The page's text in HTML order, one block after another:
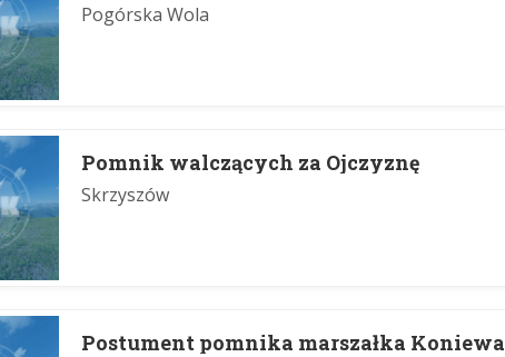
Pogórska Wola
Pomnik walczących za Ojczyznę
Skrzyszów
Postument pomnika marszałka Koniewa